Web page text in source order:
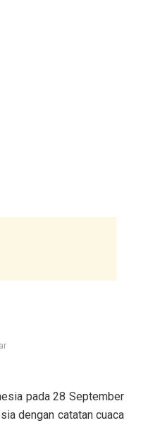
pada 28 September
dengan catatan cuaca